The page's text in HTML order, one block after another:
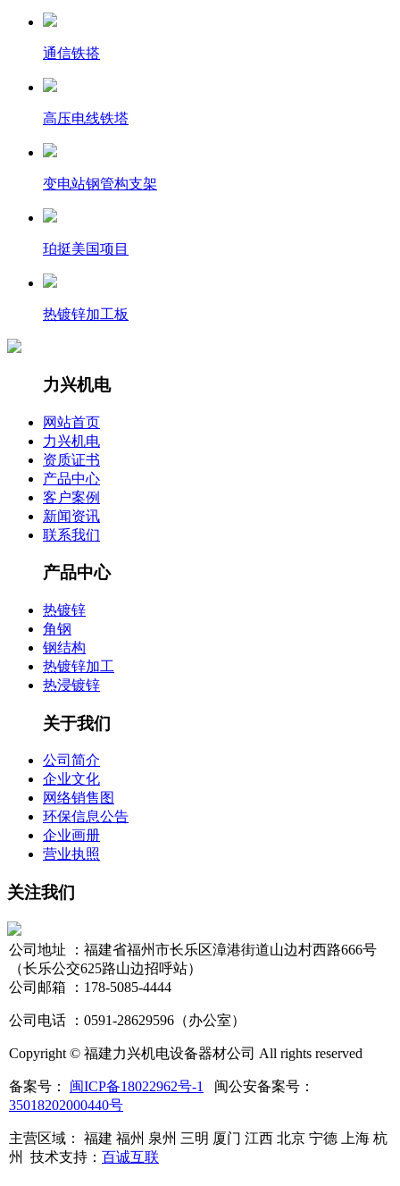
通信铁搭
高压电线铁塔
变电站钢管构支架
珀挺美国项目
热镀锌加工板
力兴机电
网站首页
力兴机电
资质证书
产品中心
客户案例
新闻资讯
联系我们
产品中心
热镀锌
角钢
钢结构
热镀锌加工
热浸镀锌
关于我们
公司简介
企业文化
网络销售图
环保信息公告
企业画册
营业执照
关注我们
公司地址 ：福建省福州市长乐区漳港街道山边村西路666号
（长乐公交625路山边招呼站）
公司邮箱 ：178-5085-4444
公司电话 ：0591-28629596（办公室）
Copyright © 福建力兴机电设备器材公司 All rights reserved
备案号： 闽ICP备18022962号-1
闽公安备案号：
35018202000440号
主营区域： 福建 福州 泉州 三明 厦门 江西 北京 宁德 上海 杭
州 技术支持： 百诚互联